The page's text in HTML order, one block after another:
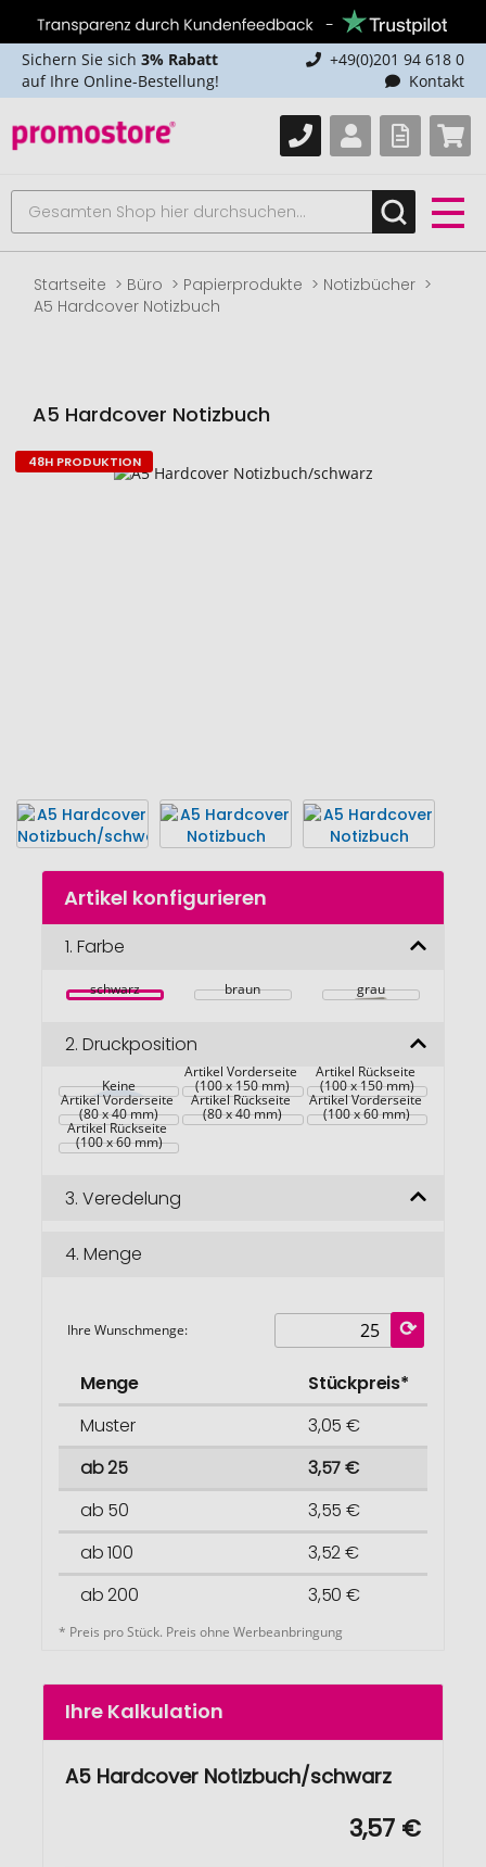
Sichern Sie sich 3% Rabatt
auf Ihre Online-Bestellung!
+49(0)201 94 618 0
Kontakt
Startseite Büro Papierprodukte
Notizbücher
A5 Hardcover Notizbuch
A5 Hardcover Notizbuch
Zum
Zum
Anfang
Bildgalerie
48H PRODUKTION
Artikel konfigurieren
1. Farbe
schwarz braun grau
2. Druckposition
Keine
Artikel Vorderseite
(100 x 150 mm)
Artikel Rückseite
(100 x 150 mm)
Artikel Vorderseite
(80 x 40 mm)
Artikel Rückseite
(80 x 40 mm)
Artikel Vorderseite
(100 x 60 mm)
Artikel Rückseite
(100 x 60 mm)
3. Veredelung
4. Menge
Ihre Wunschmenge:
Menge
Stückpreis*
Muster
3,05 €
ab 25
3,57 €
ab 50
3,55 €
ab 100
3,52 €
ab 200
3,50 €
* Preis pro Stück. Preis ohne Werbeanbringung
Ihre Kalkulation
A5 Hardcover Notizbuch/schwarz
3,57 €